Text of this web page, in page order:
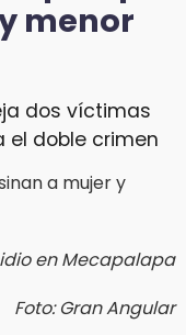
menor
dos víctimas
el doble crimen
en Mecapalapa
Foto: Gran Angular